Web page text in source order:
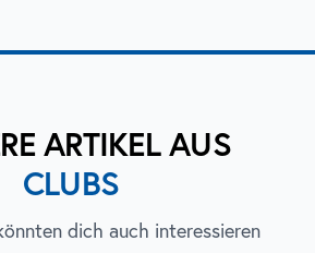
ARTIKEL AUS
CLUBS
dich auch interessieren